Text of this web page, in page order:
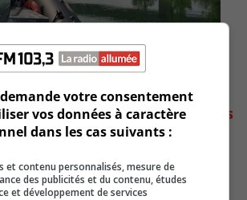
2023 à 11h35
58 constats d’infraction sur les
demande votre consentement
vos données à caractère
dans les cas suivants :
et contenu personnalisés, mesure de
des publicités et du contenu, études
et développement de services